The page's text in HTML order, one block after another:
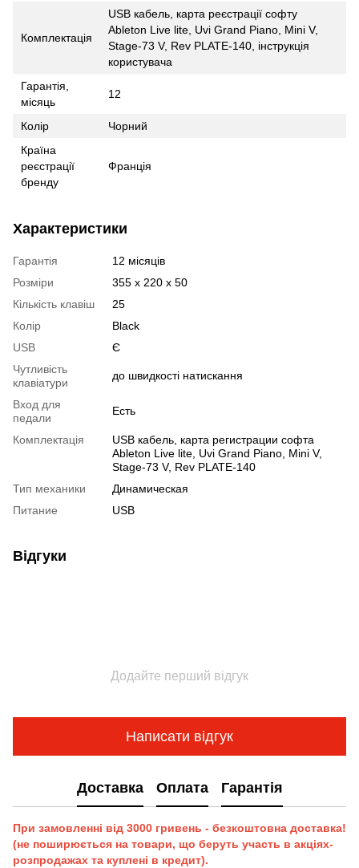
Комплектація
USB кабель, карта реєстрації софту
Ableton Live lite, Uvi Grand Piano, Mini V,
Stage-73 V, Rev PLATE-140, інструкція
користувача
Гарантія,
місяць
12
Колір
Чорний
Країна
реєстрації
бренду
Франція
Характеристики
Гарантія
12 місяців
Розміри
355 x 220 x 50
Кількість клавіш
25
Колір
Black
USB
Є
Чутливість
клавіатури
до швидкості натискання
Вход для
педали
Есть
Комплектація
USB кабель, карта регистрации софта
Ableton Live lite, Uvi Grand Piano, Mini V,
Stage-73 V, Rev PLATE-140
Тип механики
Динамическая
Питание
USB
Відгуки
Додайте перший відгук
Написати відгук
Доставка Оплата Гарантія
При замовленні від 3000 гривень - безкоштовна доставка!
(не поширюється на товари, що беруть участь в акціях-
розпродажах та куплені в кредит).